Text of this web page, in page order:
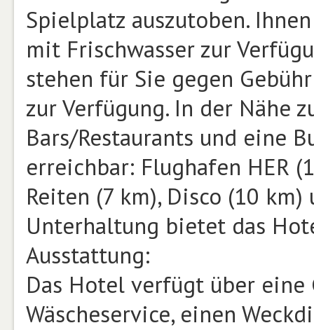
Spielplatz auszutoben.
mit Frischwasser zur
stehen für Sie gegen
zur Verfügung. In der Nähe
Bars/Restaurants und eine
erreichbar: Flughafen HER
Reiten (7 km), Disco (10
Unterhaltung bietet das
Ausstattung:
Das Hotel verfügt über eine
Wäscheservice, einen